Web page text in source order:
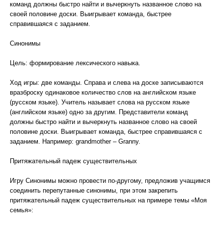
команд должны быстро найти и вычеркнуть названное слово на
своей половине доски. Выигрывает команда, быстрее
справившаяся с заданием.
Синонимы
Цель: формирование лексического навыка.
Ход игры: две команды. Справа и слева на доске записываются
вразброску одинаковое количество слов на английском языке
(русском языке). Учитель называет слова на русском языке
(английском языке) одно за другим. Представители команд
должны быстро найти и вычеркнуть названное слово на своей
половине доски. Выигрывает команда, быстрее справившаяся с
заданием. Например: grandmother – Granny.
Притяжательный падеж существительных
Игру Синонимы можно провести по-другому, предложив учащимся
соединить перепутанные синонимы, при этом закрепить
притяжательный падеж существительных на примере темы «Моя
семья»: